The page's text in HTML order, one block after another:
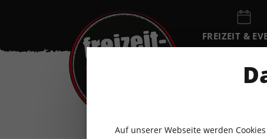
FREIZEIT &
Auf unserer Webseite werden